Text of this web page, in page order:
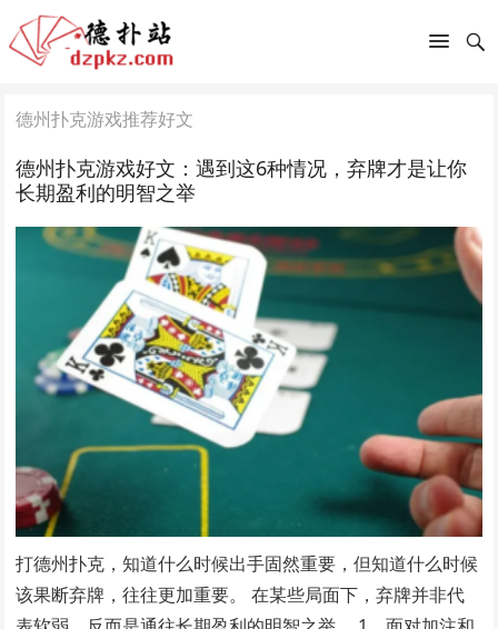
德州扑克游戏推荐好文
德州扑克游戏好文：遇到这6种情况，弃牌才是让你
长期盈利的明智之举
打德州扑克，知道什么时候出手固然重要，但知道什么时候
该果断弃牌，往往更加重要。 在某些局面下，弃牌并非代